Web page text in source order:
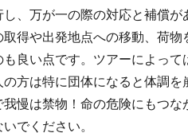
し、万が一の際の対応と補償
取得や出発地点への移動、荷
も良い点です。ツアーによっ
の方は特に団体になると体調を
我慢は禁物！命の危険にもつ
いでください。